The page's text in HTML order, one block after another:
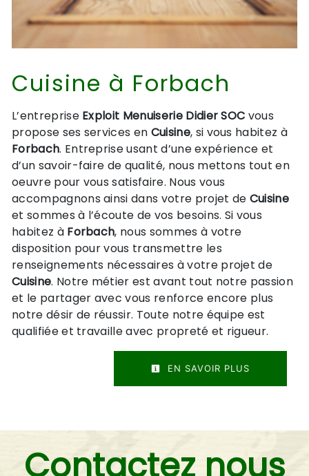
Cuisine à Forbach
L’entreprise Exploit Menuiserie Didier SOC vous
propose ses services en Cuisine, si vous habitez à
Forbach. Entreprise usant d’une expérience et
d’un savoir-faire de qualité, nous mettons tout en
oeuvre pour vous satisfaire. Nous vous
accompagnons ainsi dans votre projet de Cuisine
et sommes à l’écoute de vos besoins. Si vous
habitez à Forbach, nous sommes à votre
disposition pour vous transmettre les
renseignements nécessaires à votre projet de
Cuisine. Notre métier est avant tout notre passion
et le partager avec vous renforce encore plus
notre désir de réussir. Toute notre équipe est
qualifiée et travaille avec propreté et rigueur.
EN SAVOIR PLUS
Contactez nous